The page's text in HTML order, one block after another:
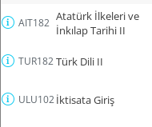
AIT182 Atatürk İlkeleri ve
İnkılap Tarihi II
TUR182Türk Dili II
ULU102İktisata Giriş